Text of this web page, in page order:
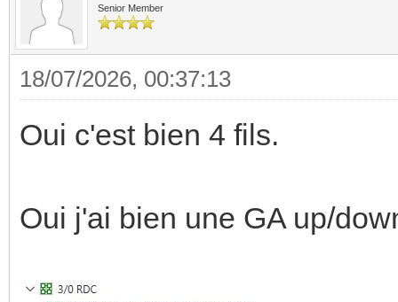
Senior Member
18/07/2026, 00:37:13
Oui c'est bien 4 fils.
Oui j'ai bien une GA up/